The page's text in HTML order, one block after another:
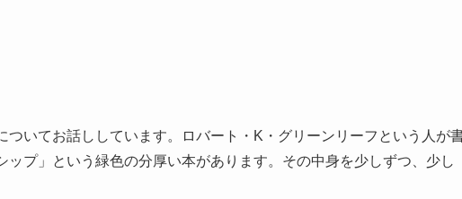
て
く
ついてお話ししています。ロバート・K・グリーンリーフという人が
プ」という緑色の分厚い本があります。その中身を少しずつ、少し